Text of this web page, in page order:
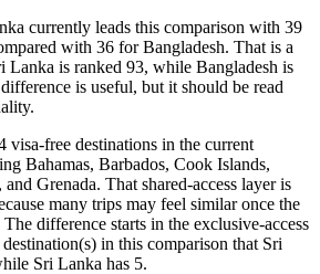
currently leads this comparison with 39
with 36 for Bangladesh. That is a
Lanka is ranked 93, while Bangladesh is
is useful, but it should be read
visa-free destinations in the current
Bahamas, Barbados, Cook Islands,
Grenada. That shared-access layer is
many trips may feel similar once the
difference starts in the exclusive-access
in this comparison that Sri
Sri Lanka has 5.